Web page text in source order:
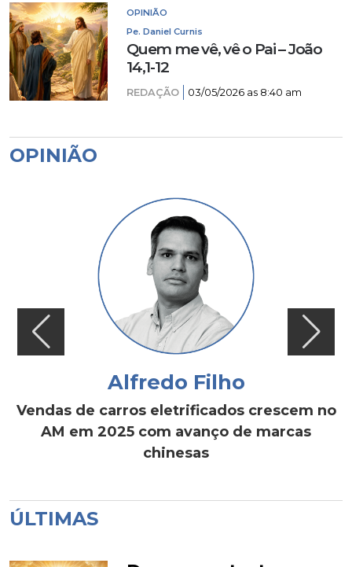
OPINIÃO
Pe. Daniel Curnis
Quem me vê, vê o Pai – João
14,1-12
REDAÇÃO 03/05/2026 as 8:40 am
OPINIÃO
Alfredo Filho
Vendas de carros eletrificados crescem no
AM em 2025 com avanço de marcas
chinesas
ÚLTIMAS